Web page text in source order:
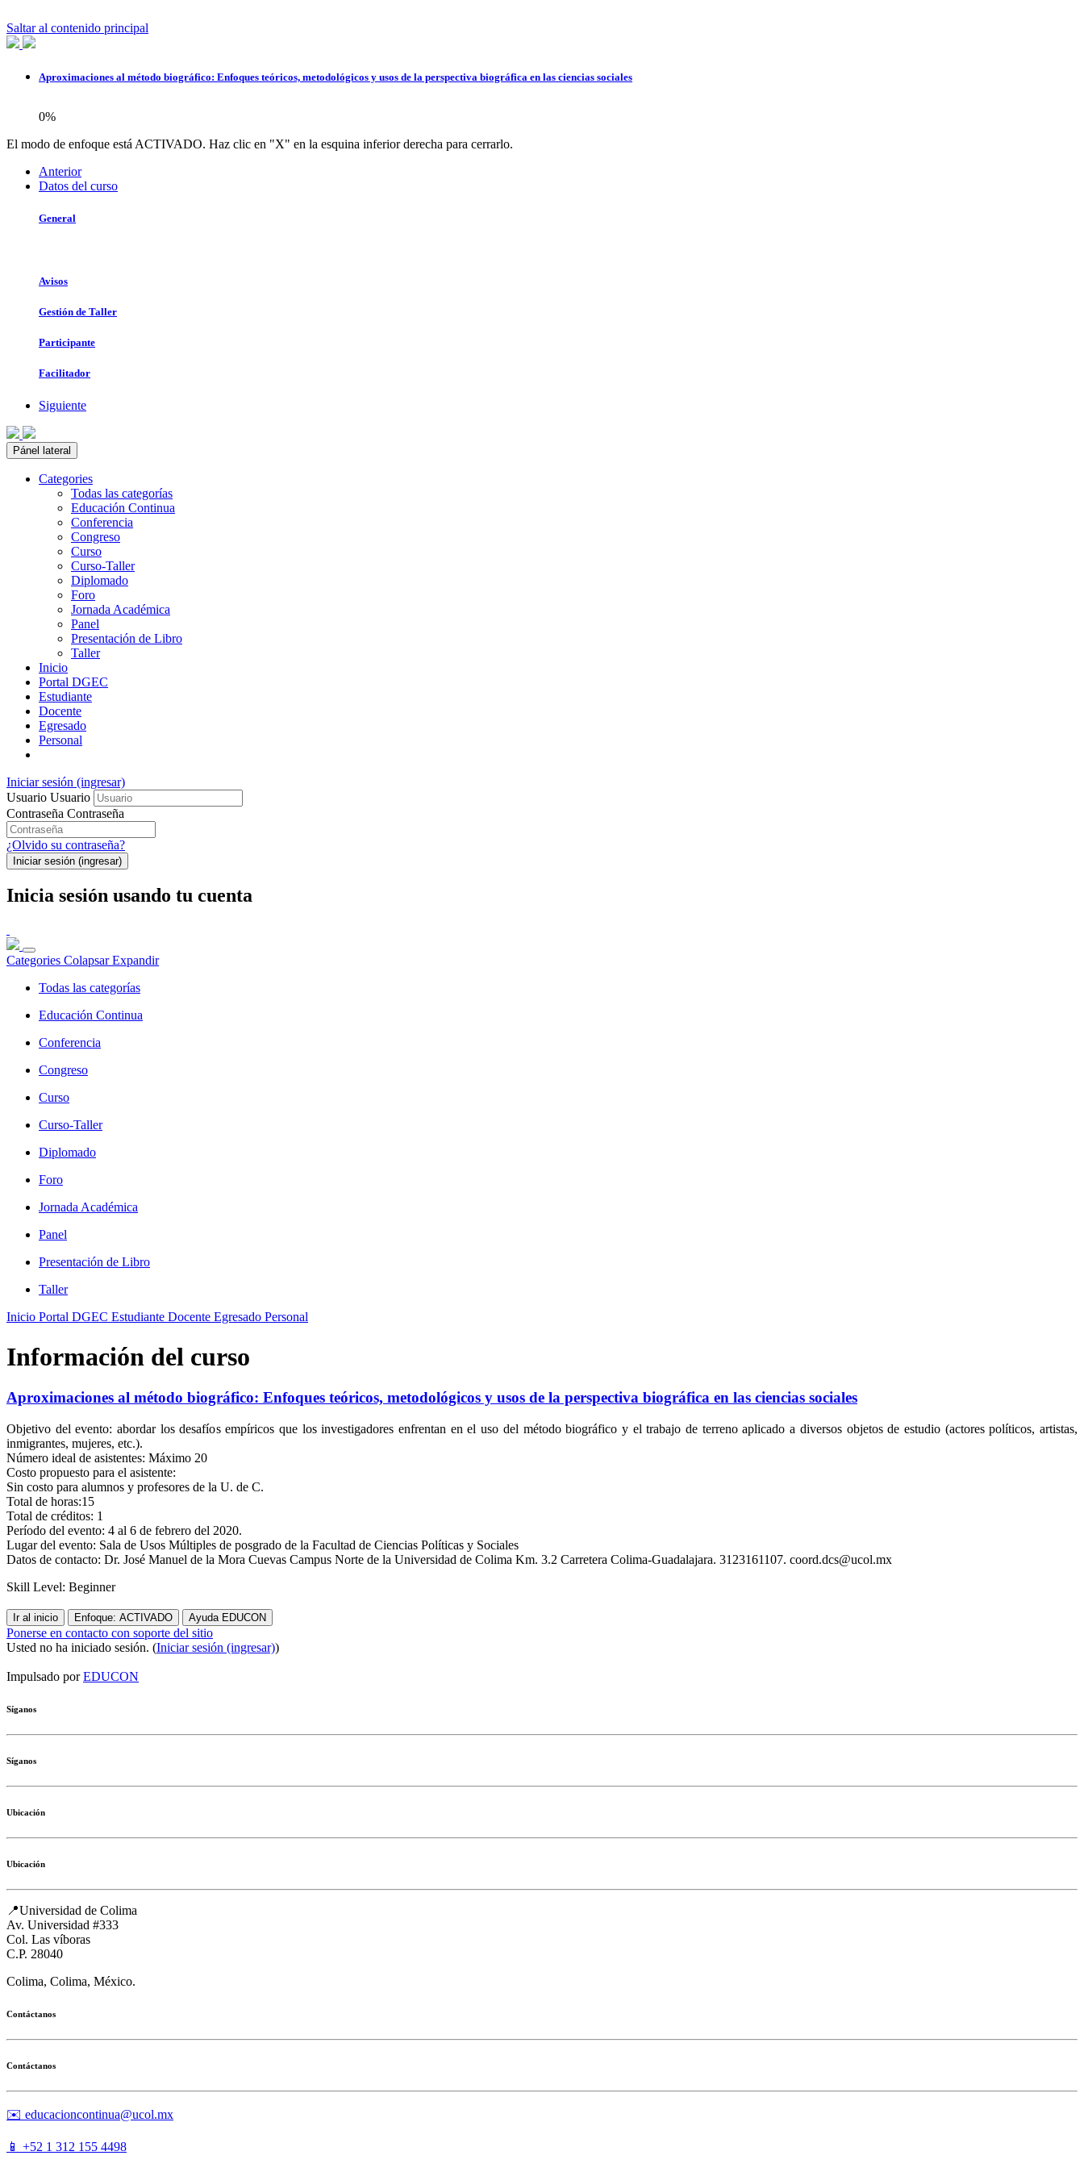
Saltar al contenido principal
Aproximaciones al método biográfico: Enfoques teóricos, metodológicos y usos de la perspectiva biográfica en las ciencias sociales
0%
El modo de enfoque está ACTIVADO. Haz clic en "X" en la esquina inferior derecha para cerrarlo.
Anterior
Datos del curso
General
Avisos
Gestión de Taller
Participante
Facilitador
Siguiente
Pánel lateral
Categories
Todas las categorías
Educación Continua
Conferencia
Congreso
Curso
Curso-Taller
Diplomado
Foro
Jornada Académica
Panel
Presentación de Libro
Taller
Inicio
Portal DGEC
Estudiante
Docente
Egresado
Personal
Iniciar sesión (ingresar)
Usuario Usuario
Contraseña Contraseña
¿Olvido su contraseña?
Iniciar sesión (ingresar)
Inicia sesión usando tu cuenta
Categories ColapsarExpandir
Todas las categorías
Educación Continua
Conferencia
Congreso
Curso
Curso-Taller
Diplomado
Foro
Jornada Académica
Panel
Presentación de Libro
Taller
Inicio Portal DGEC Estudiante Docente Egresado Personal
Información del curso
Aproximaciones al método biográfico: Enfoques teóricos, metodológicos y usos de la perspectiva biográfica en las ciencias sociales
Objetivo del evento: abordar los desafíos empíricos que los investigadores enfrentan en el uso del método biográfico y el trabajo de terreno aplicado a diversos objetos de estudio (actores políticos, artistas,
inmigrantes, mujeres, etc.).
Número ideal de asistentes: Máximo 20
Costo propuesto para el asistente:
Sin costo para alumnos y profesores de la U. de C.
Total de horas:15
Total de créditos: 1
Período del evento: 4 al 6 de febrero del 2020.
Lugar del evento: Sala de Usos Múltiples de posgrado de la Facultad de Ciencias Políticas y Sociales
Datos de contacto: Dr. José Manuel de la Mora Cuevas Campus Norte de la Universidad de Colima Km. 3.2 Carretera Colima-Guadalajara. 3123161107. coord.dcs@ucol.mx
Skill Level: Beginner
Ir al inicio Enfoque: ACTIVADO Ayuda EDUCON
Ponerse en contacto con soporte del sitio
Usted no ha iniciado sesión. (Iniciar sesión (ingresar))
Impulsado porEDUCON
Síganos
Síganos
Ubicación
Ubicación
📍Universidad de Colima
Av. Universidad #333
Col. Las víboras
C.P. 28040
Colima, Colima, México.
Contáctanos
Contáctanos
✉️ educacioncontinua@ucol.mx
📱 +52 1 312 155 4498